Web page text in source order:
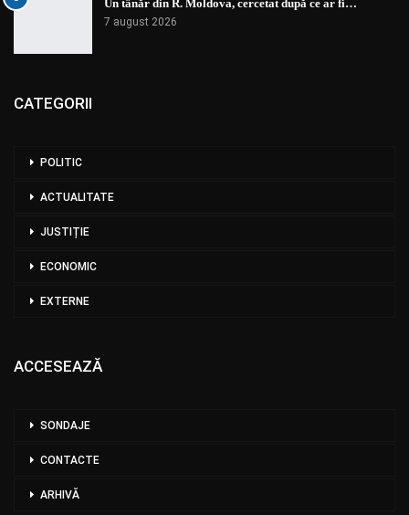
Un tânăr din R. Moldova, cercetat după ce ar fi…
7 august 2026
CATEGORII
POLITIC
ACTUALITATE
JUSTIȚIE
ECONOMIC
EXTERNE
ACCESEAZĂ
SONDAJE
CONTACTE
ARHIVĂ